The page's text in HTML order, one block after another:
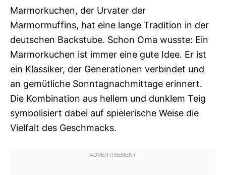
Marmorkuchen, der Urvater der
Marmormuffins, hat eine lange Tradition in der
deutschen Backstube. Schon Oma wusste: Ein
Marmorkuchen ist immer eine gute Idee. Er ist
ein Klassiker, der Generationen verbindet und
an gemütliche Sonntagnachmittage erinnert.
Die Kombination aus hellem und dunklem Teig
symbolisiert dabei auf spielerische Weise die
Vielfalt des Geschmacks.